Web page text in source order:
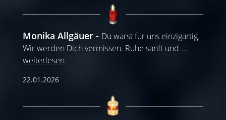
Monika Allgäuer
Du warst für uns einzigartig.
Wir werden Dich vermissen. Ruhe sanft und ...
weiterlesen
22.01.2026